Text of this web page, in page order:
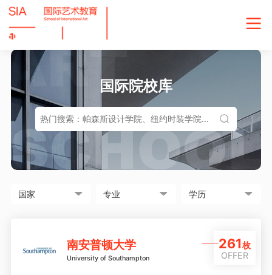
国际院校库
南安普顿大学
University of Southampton
261枚
OFFER